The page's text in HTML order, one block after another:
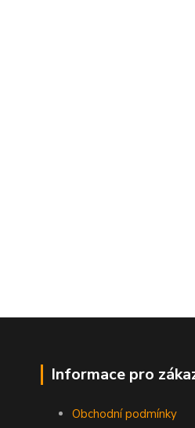
Informace pro
Obchodní podmínky